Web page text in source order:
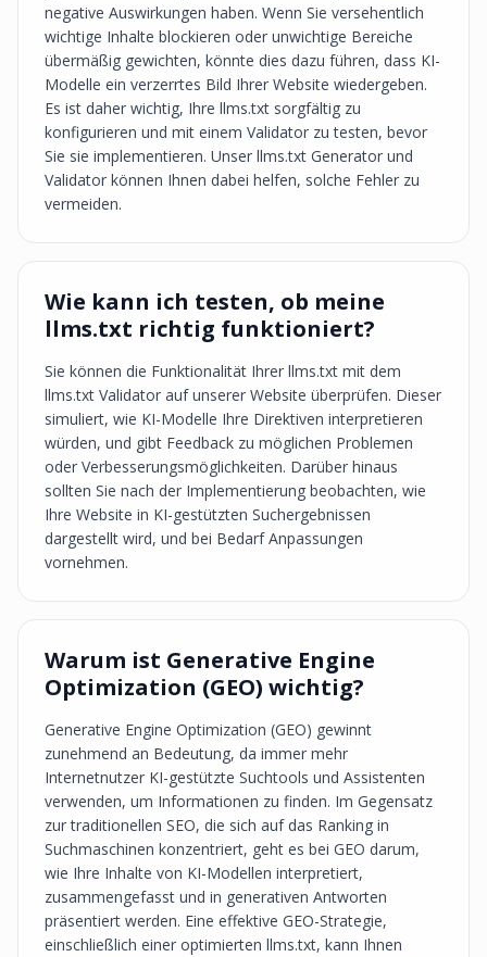
negative Auswirkungen haben. Wenn Sie versehentlich
wichtige Inhalte blockieren oder unwichtige Bereiche
übermäßig gewichten, könnte dies dazu führen, dass KI-
Modelle ein verzerrtes Bild Ihrer Website wiedergeben.
Es ist daher wichtig, Ihre llms.txt sorgfältig zu
konfigurieren und mit einem Validator zu testen, bevor
Sie sie implementieren. Unser llms.txt Generator und
Validator können Ihnen dabei helfen, solche Fehler zu
vermeiden.
Wie kann ich testen, ob meine
llms.txt richtig funktioniert?
Sie können die Funktionalität Ihrer llms.txt mit dem
llms.txt Validator auf unserer Website überprüfen. Dieser
simuliert, wie KI-Modelle Ihre Direktiven interpretieren
würden, und gibt Feedback zu möglichen Problemen
oder Verbesserungsmöglichkeiten. Darüber hinaus
sollten Sie nach der Implementierung beobachten, wie
Ihre Website in KI-gestützten Suchergebnissen
dargestellt wird, und bei Bedarf Anpassungen
vornehmen.
Warum ist Generative Engine
Optimization (GEO) wichtig?
Generative Engine Optimization (GEO) gewinnt
zunehmend an Bedeutung, da immer mehr
Internetnutzer KI-gestützte Suchtools und Assistenten
verwenden, um Informationen zu finden. Im Gegensatz
zur traditionellen SEO, die sich auf das Ranking in
Suchmaschinen konzentriert, geht es bei GEO darum,
wie Ihre Inhalte von KI-Modellen interpretiert,
zusammengefasst und in generativen Antworten
präsentiert werden. Eine effektive GEO-Strategie,
einschließlich einer optimierten llms.txt, kann Ihnen